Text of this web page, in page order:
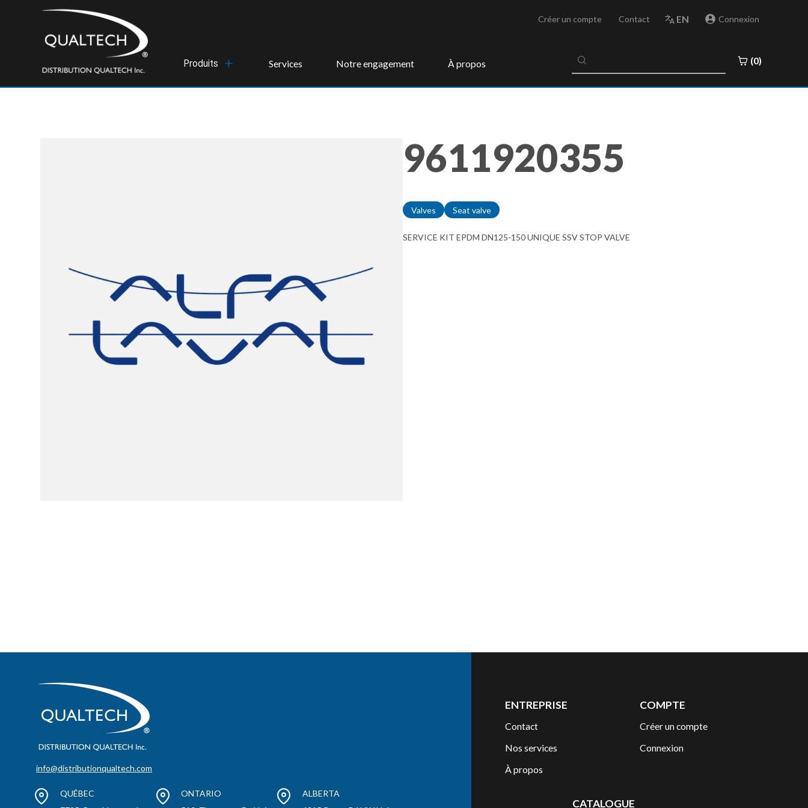
Créer un compte Contact EN Connexion
Produits Services Notre engagement À propos
results
(0)
9611920355
Valves Seat valve
SERVICE KIT EPDM DN125-150 UNIQUE SSV STOP VALVE
info@distributionqualtech.com
QUÉBEC
ONTARIO
ALBERTA
ENTREPRISE
Contact
Nos services
À propos
COMPTE
Créer un compte
Connexion
CATALOGUE